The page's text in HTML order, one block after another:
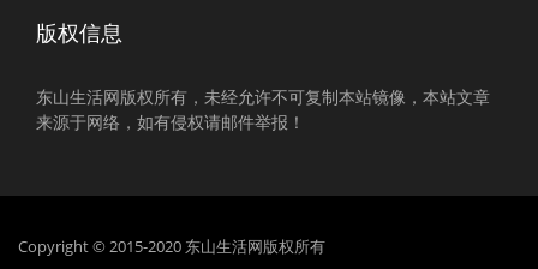
版权信息
东山生活网版权所有，未经允许不可复制本站镜像，本站文章
来源于网络，如有侵权请邮件举报！
Copyright © 2015-2020 东山生活网版权所有